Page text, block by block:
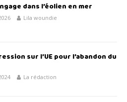
dans l’éolien en mer
Lila woundie
sur l’UE pour l’abandon du
La rédaction